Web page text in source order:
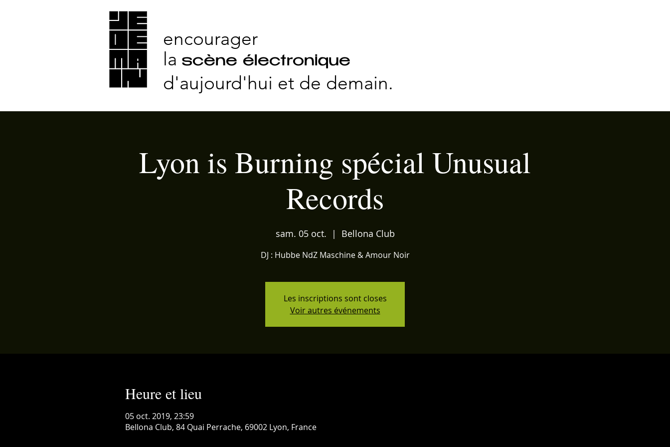
encourager
la scène électronique
d'aujourd'hui et de demain.
Lyon is Burning spécial Unusual
Records
sam. 05 oct.
  |
Bellona Club
DJ : Hubbe NdZ Maschine & Amour Noir
Les inscriptions sont closes
Voir autres événements
Heure et lieu
05 oct. 2019, 23:59
Bellona Club, 84 Quai Perrache, 69002 Lyon, France